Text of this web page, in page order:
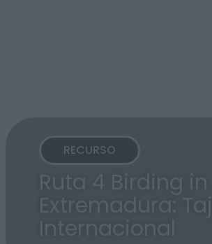
RECURSO
Ruta 4 Birding in
Extremadura: Tajo
Internacional